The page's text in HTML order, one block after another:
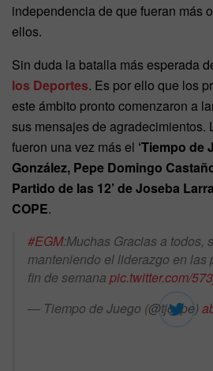
independencia de que fueran más
ellos.
Sin duda la batalla más esperada
los Deportes. Es por ello que los
este ámbito pronto comenzaron a
sus mensajes de agradecimientos.
fueron una vez más el ‘Tiempo de
González, Pepe Domingo
Partido de las 12’ de Joseba
COPE.
#EGM:Muchas Gracias a todos,
manteniendo el liderazgo en las
fin de semana pic.twitter.com/
— Tiempo de Juego (@tjcope)